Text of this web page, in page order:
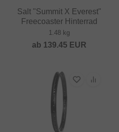
Salt "Summit X Everest"
Freecoaster Hinterrad
1.48 kg
ab 139.45 EUR